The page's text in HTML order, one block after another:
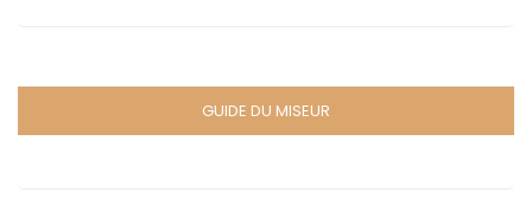
GUIDE DU MISEUR